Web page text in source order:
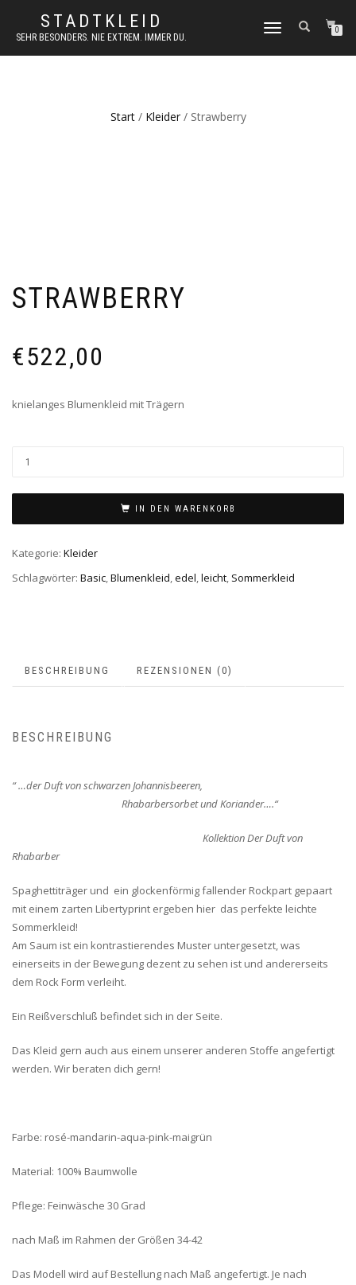
STADTKLEID
SEHR BESONDERS. NIE EXTREM. IMMER DU.
NAVIGATION
0
Start/ Kleider/ Strawberry
STRAWBERRY
€522,00
knielanges Blumenkleid mit Trägern
IN DEN WARENKORB
Kategorie: Kleider
Schlagwörter: Basic,Blumenkleid,edel,leicht, Sommerkleid
BESCHREIBUNG REZENSIONEN (0)
BESCHREIBUNG
“ …der Duft von schwarzen Johannisbeeren,
Rhabarbersorbet und Koriander….“
Kollektion Der Duft von
Rhabarber
Spaghettiträger und ein glockenförmig fallender Rockpart gepaart
mit einem zarten Libertyprint ergeben hier das perfekte leichte
Sommerkleid!
Am Saum ist ein kontrastierendes Muster untergesetzt, was
einerseits in der Bewegung dezent zu sehen ist und andererseits
dem Rock Form verleiht.
Ein Reißverschluß befindet sich in der Seite.
Das Kleid gern auch aus einem unserer anderen Stoffe angefertigt
werden. Wir beraten dich gern!
Farbe: rosé-mandarin-aqua-pink-maigrün
Material: 100% Baumwolle
Pflege: Feinwäsche 30 Grad
nach Maß im Rahmen der Größen 34-42
Das Modell wird auf Bestellung nach Maß angefertigt. Je nach